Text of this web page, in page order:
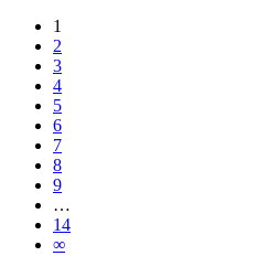
1
2
3
4
5
6
7
8
9
…
14
∞